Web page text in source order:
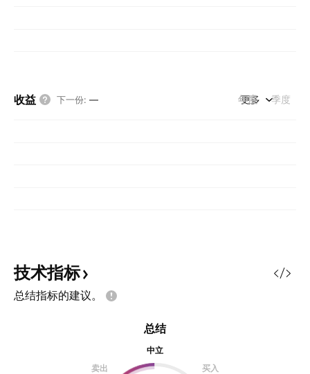
收益 下一份: — 年度 季度
更多
技术指标
总结指标的建议。
总结
中立
卖出
买入